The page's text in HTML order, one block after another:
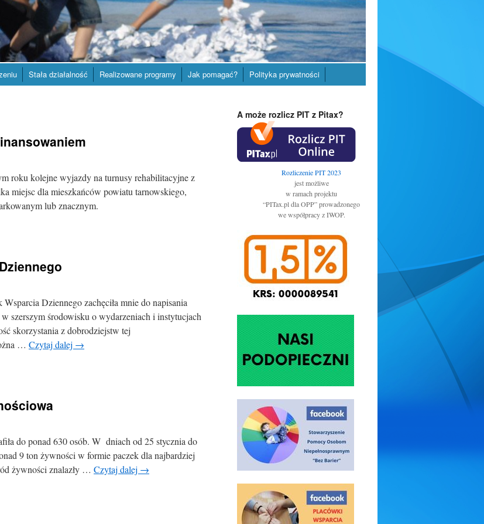
Stała działalność Realizowane programy Jak pomagać? Polityka prywatności
roku kolejne wyjazdy na turnusy rehabilitacyjne z
miejsc dla mieszkańców powiatu tarnowskiego,
lub znacznym.
Dziennego zachęciła mnie do napisania
szerszym środowisku o wydarzeniach i instytucjach
skorzystania z dobrodziejstw tej
… Czytaj dalej →
do ponad 630 osób. W dniach od 25 stycznia do
9 ton żywności w formie paczek dla najbardziej
żywności znalazły … Czytaj dalej →
A może rozlicz PIT z Pitax?
Rozliczenie PIT 2023
jest możliwe
w ramach projektu
“PITax.pl dla OPP” prowadzonego
we współpracy z IWOP.